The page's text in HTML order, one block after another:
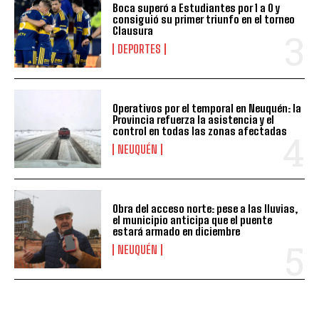
Boca superó a Estudiantes por 1 a 0 y
consiguió su primer triunfo en el torneo
Clausura
DEPORTES
Operativos por el temporal en Neuquén: la
Provincia refuerza la asistencia y el
control en todas las zonas afectadas
NEUQUÉN
Obra del acceso norte: pese a las lluvias,
el municipio anticipa que el puente
estará armado en diciembre
NEUQUÉN